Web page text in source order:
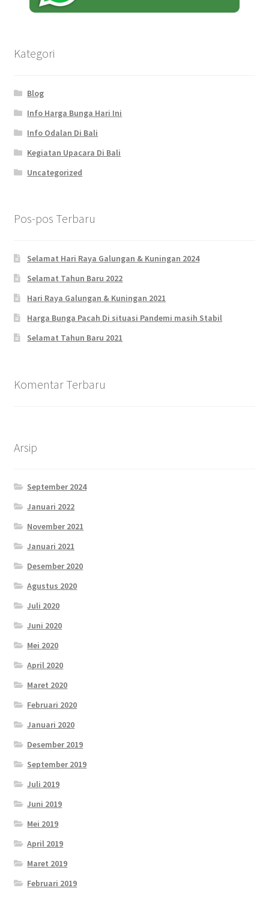
Kategori
Blog
Info Harga Bunga Hari Ini
Info Odalan Di Bali
Kegiatan Upacara Di Bali
Uncategorized
Pos-pos Terbaru
Selamat Hari Raya Galungan & Kuningan 2024
Selamat Tahun Baru 2022
Hari Raya Galungan & Kuningan 2021
Harga Bunga Pacah Di situasi Pandemi masih Stabil
Selamat Tahun Baru 2021
Komentar Terbaru
Arsip
September 2024
Januari 2022
November 2021
Januari 2021
Desember 2020
Agustus 2020
Juli 2020
Juni 2020
Mei 2020
April 2020
Maret 2020
Februari 2020
Januari 2020
Desember 2019
September 2019
Juli 2019
Juni 2019
Mei 2019
April 2019
Maret 2019
Februari 2019